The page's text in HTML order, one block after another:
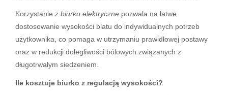
Korzystanie z biurko elektryczne pozwala na łatwe
dostosowanie wysokości blatu do indywidualnych potrzeb
użytkownika, co pomaga w utrzymaniu prawidłowej postawy
oraz w redukcji dolegliwości bólowych związanych z
długotrwałym siedzeniem.
Ile kosztuje biurko z regulacją wysokości?